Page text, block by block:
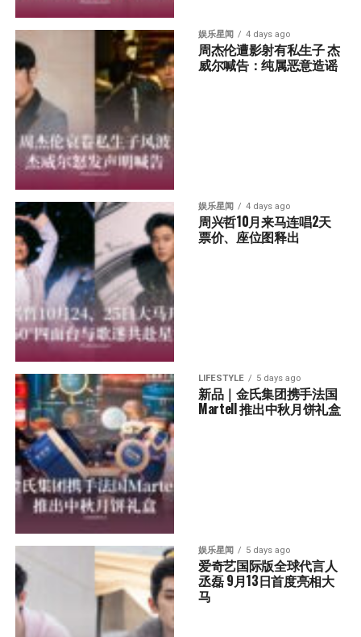
娱乐星闻 4 days ago
周杰伦遭影射有私生子 杰
威尔喊告：纯属恶意造谣
娱乐星闻 4 days ago
周兴哲10月来马连唱2天
票价、座位图释出
LIFESTYLE 5 days ago
新品｜金氏集团携手法国
Martell 推出中秋月饼礼盒
娱乐星闻 5 days ago
爱奇艺国际版全球代言人
丞磊 9月13日首度亮相大
马